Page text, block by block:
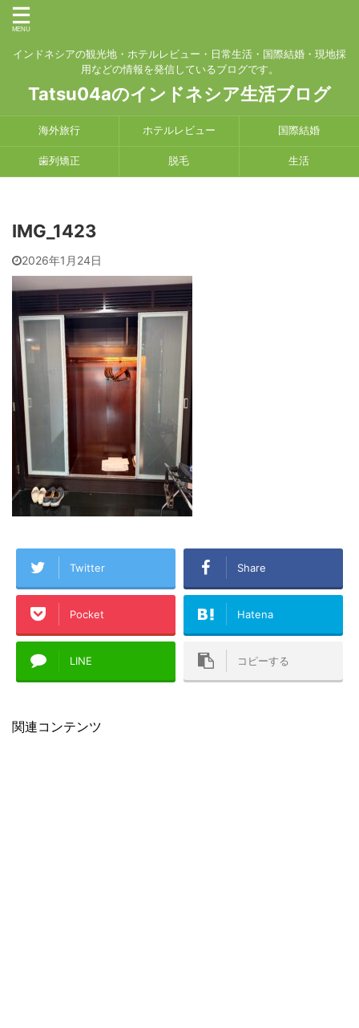
インドネシアの観光地・ホテルレビュー・日常生活・国際結婚・現地採
用などの情報を発信しているブログです。
Tatsu04aのインドネシア生活ブログ
海外旅行 ホテルレビュー 国際結婚
歯列矯正 脱毛 生活
IMG_1423
2026年1月24日
Twitter Share
Pocket Hatena
LINE コピーする
関連コンテンツ